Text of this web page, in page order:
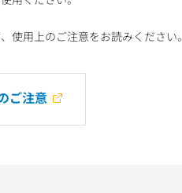
使用上のご注意をお読みください。
ご注意